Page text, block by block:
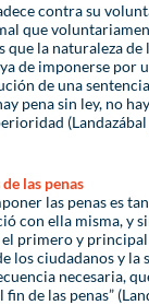
contra su
que
que la naturaleza de
de imponerse por
de una
pena sin ley, no
las penas
las penas es
con ella misma, y
primero y
los ciudadanos y la
necesaria,
de las penas”